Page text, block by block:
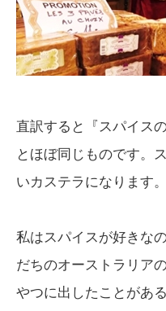
直訳すると『スパイス
とほぼ同じものです。
いカステラになります。
私はスパイスが好きな
だちのオーストラリア
やつに出したことがあ